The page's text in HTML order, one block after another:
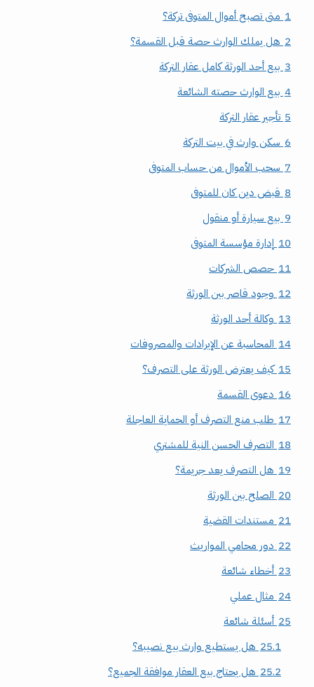
1 متى تصبح أموال المتوفى تركة؟
2 هل يملك الوارث حصة قبل القسمة؟
3 بيع أحد الورثة كامل عقار التركة
4 بيع الوارث حصته الشائعة
5 تأجير عقار التركة
6 سكن وارث في بيت التركة
7 سحب الأموال من حساب المتوفى
8 قبض دين كان للمتوفى
9 بيع سيارة أو منقول
10 إدارة مؤسسة المتوفى
11 حصص الشركات
12 وجود قاصر بين الورثة
13 وكالة أحد الورثة
14 المحاسبة عن الإيرادات والمصروفات
15 كيف يعترض الورثة على التصرف؟
16 دعوى القسمة
17 طلب منع التصرف أو الحماية العاجلة
18 التصرف الحسن النية للمشتري
19 هل التصرف يعد جريمة؟
20 الصلح بين الورثة
21 مستندات القضية
22 دور محامي المواريث
23 أخطاء شائعة
24 مثال عملي
25 أسئلة شائعة
25.1 هل يستطيع وارث بيع نصيبه؟
25.2 هل يحتاج بيع العقار موافقة الجميع؟